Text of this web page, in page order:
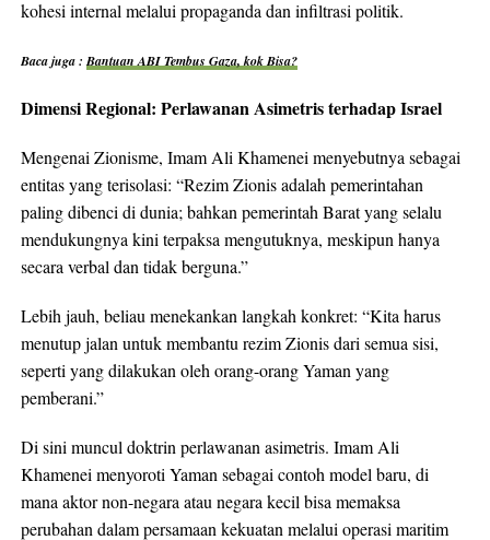
kohesi internal melalui propaganda dan infiltrasi politik.
Baca juga :Bantuan ABI Tembus Gaza, kok Bisa?
Dimensi Regional: Perlawanan Asimetris terhadap Israel
Mengenai Zionisme, Imam Ali Khamenei menyebutnya sebagai
entitas yang terisolasi: “Rezim Zionis adalah pemerintahan
paling dibenci di dunia; bahkan pemerintah Barat yang selalu
mendukungnya kini terpaksa mengutuknya, meskipun hanya
secara verbal dan tidak berguna.”
Lebih jauh, beliau menekankan langkah konkret: “Kita harus
menutup jalan untuk membantu rezim Zionis dari semua sisi,
seperti yang dilakukan oleh orang-orang Yaman yang
pemberani.”
Di sini muncul doktrin perlawanan asimetris. Imam Ali
Khamenei menyoroti Yaman sebagai contoh model baru, di
mana aktor non-negara atau negara kecil bisa memaksa
perubahan dalam persamaan kekuatan melalui operasi maritim